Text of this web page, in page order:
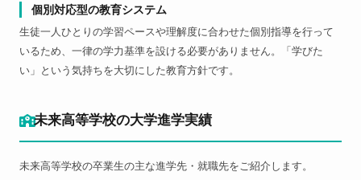
個別対応型の教育システム
生徒一人ひとりの学習ペースや理解度に合わせた個別指導を行って
いるため、一律の学力基準を設ける必要がありません。「学びた
い」という気持ちを大切にした教育方針です。
未来高等学校の大学進学実績
未来高等学校の卒業生の主な進学先・就職先をご紹介します。